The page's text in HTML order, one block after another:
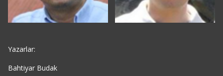
Yazarlar:
Bahtiyar Budak